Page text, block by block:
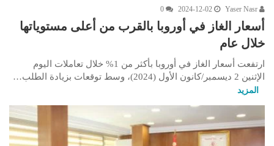
2024-12-02
0
أسعار الغاز في أوروبا بالقرب من أعلى مستوياتها
خلال عام
ارتفعت أسعار الغاز في أوروبا بأكثر من 1% خلال تعاملات اليوم
الإثنين 2 ديسمبر/كانون الأول (2024)، وسط توقعات بزيادة الطلب…
المزيد